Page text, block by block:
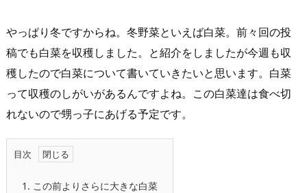
やっぱり冬ですからね。冬野菜といえば白菜。前々回の投
稿でも白菜を収穫しました。と紹介をしましたが今週も収
穫したので白菜について書いていきたいと思います。白菜
って収穫のしがいがあるんですよね。この白菜達は食べ切
れないので甥っ子にあげる予定です。
目次
1. この前よりさらに大きな白菜